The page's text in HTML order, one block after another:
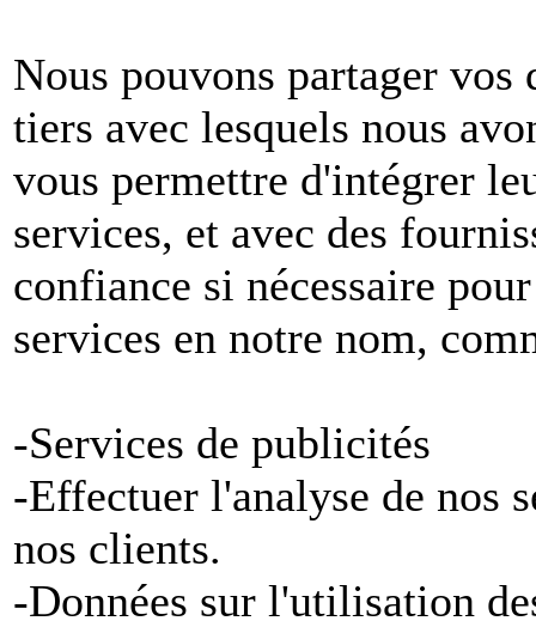
Nous pouvons partager vos
tiers avec lesquels nous
vous permettre d'intégrer
services, et avec des
confiance si nécessaire
services en notre nom,
-Services de publicités
-Effectuer l'analyse de nos
nos clients.
-Données sur l'utilisation